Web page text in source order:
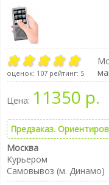
оценок: 107рейтинг: 5
Цена: 11350 р.
Предзаказ.
Москва
Курьером
Самовывоз (м. Динамо)